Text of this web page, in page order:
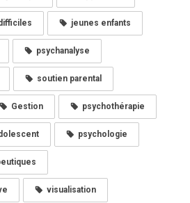
jeunes enfants
psychanalyse
soutien parental
Gestion psychothérapie
psychologie
visualisation